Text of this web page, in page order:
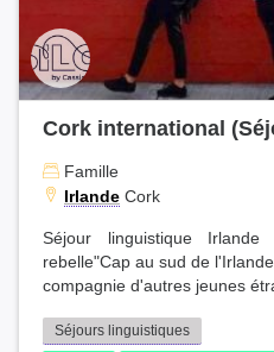
Cork international
Famille
Irlande Cork
Séjour linguistique
rebelle"Cap au sud de
compagnie d'autres jeunes
Séjours linguistiques